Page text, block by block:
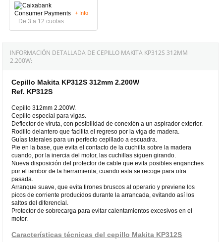
De 3 a 12 cuotas
+ Info
INFORMACIÓN DETALLADA DE CEPILLO MAKITA KP312S 312MM
2.200W:
Cepillo Makita KP312S 312mm 2.200W
Ref. KP312S
Cepillo 312mm 2.200W.
Cepillo especial para vigas.
Deflector de viruta, con posibilidad de conexión a un aspirador exterior.
Rodillo delantero que facilita el regreso por la viga de madera.
Guías laterales para un perfecto cepillado a escuadra.
Pie en la base, que evita el contacto de la cuchilla sobre la madera
cuando, por la inercia del motor, las cuchillas siguen girando.
Nueva disposición del protector de cable que evita posibles enganches
por el tambor de la herramienta, cuando esta se recoge para otra
pasada.
Arranque suave, que evita tirones bruscos al operario y previene los
picos de corriente producidos durante la arrancada, evitando así los
saltos del diferencial.
Protector de sobrecarga para evitar calentamientos excesivos en el
motor.
Características técnicas del cepillo Makita KP312S